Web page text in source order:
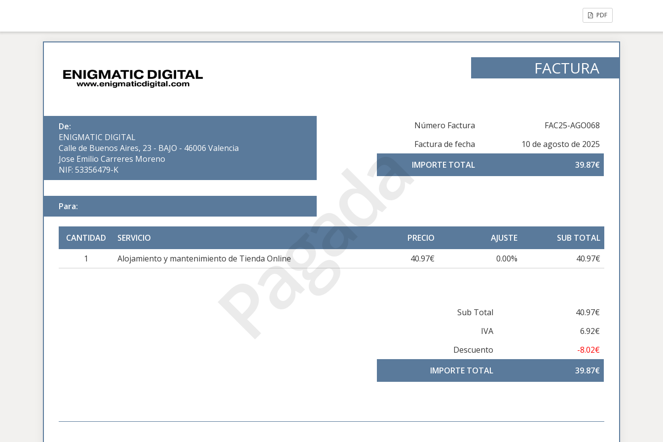
PDF
Pagada
FACTURA
De:
ENIGMATIC DIGITAL
Calle de Buenos Aires, 23 - BAJO - 46006 Valencia
Jose Emilio Carreres Moreno
NIF: 53356479-K
Número Factura
FAC25-AGO068
Factura de fecha
10 de agosto de 2025
IMPORTE TOTAL
39.87€
Para:
CANTIDAD SERVICIO PRECIO AJUSTE
SUB TOTAL
1
Alojamiento y mantenimiento de Tienda Online 40.97€ 0.00% 40.97€
Sub Total
40.97€
IVA
6.92€
Descuento
-8.02€
IMPORTE TOTAL
39.87€